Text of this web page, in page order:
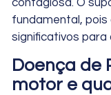
contagiosa. O
fundamental,
significativos para
Doença de
motor e